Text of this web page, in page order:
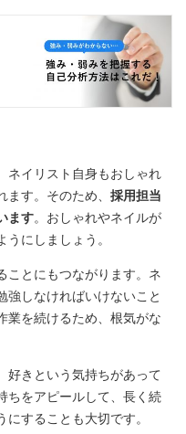
ネイリスト自身もおしゃれ
す。そのため、 採用担当
ます。おしゃれやネイルが
にしましょう。
ことにもつながります。ネ
強しなければいけないこと
業を続けるため、根気がな
好きという気持ちがあって
ちをアピールして、長く続
することも大切です。